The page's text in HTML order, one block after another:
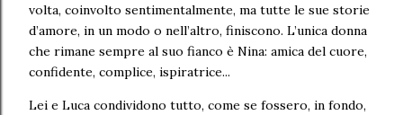
volta, coinvolto sentimentalmente, ma tutte le sue storie
d’amore, in un modo o nell’altro, finiscono. L’unica donna
che rimane sempre al suo fianco è Nina: amica del cuore,
confidente, complice, ispiratrice...
Lei e Luca condividono tutto, come se fossero, in fondo,